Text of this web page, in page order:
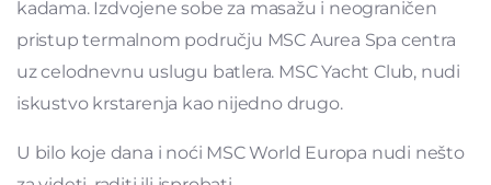
kadama. Izdvojene sobe za masažu i neograničen
pristup termalnom području MSC Aurea Spa centra
uz celodnevnu uslugu batlera. MSC Yacht Club, nudi
iskustvo krstarenja kao nijedno drugo.
U bilo koje dana i noći MSC World Europa nudi nešto